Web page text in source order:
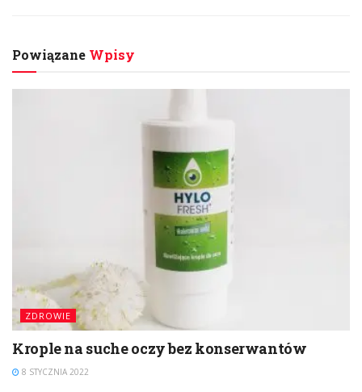
Powiązane Wpisy
ZDROWIE
Krople na suche oczy bez konserwantów
8 STYCZNIA 2022